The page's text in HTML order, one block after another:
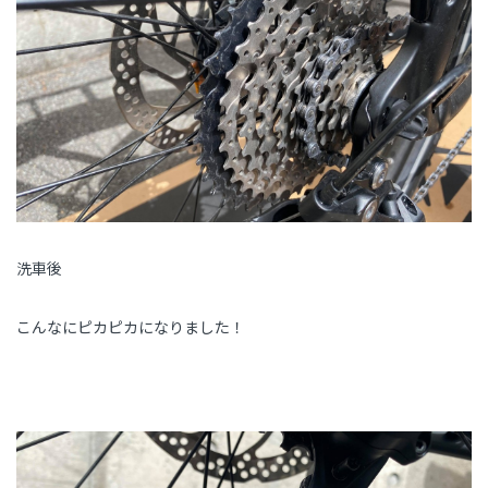
洗車後
こんなにピカピカになりました！